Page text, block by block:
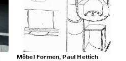
Möbel Formen, Paul Hettich